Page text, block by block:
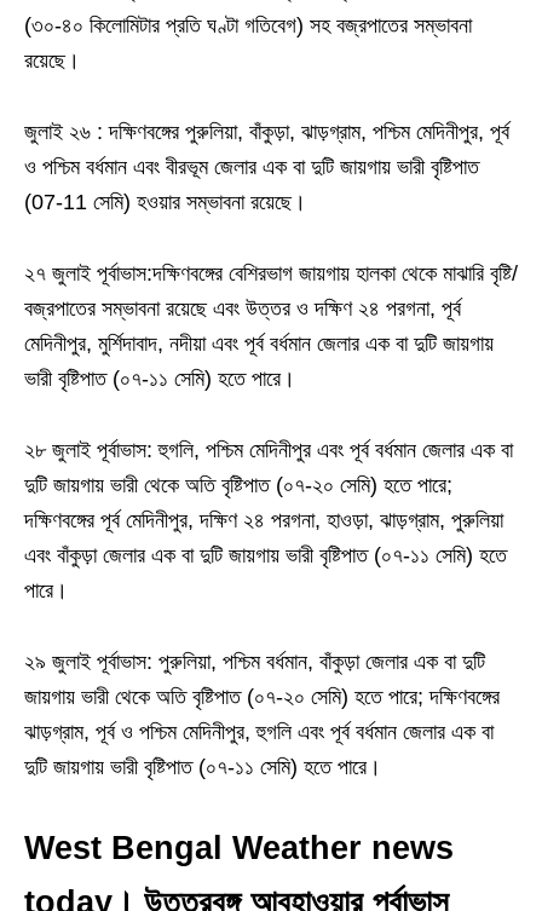
(৩০-৪০ কিলোমিটার প্রতি ঘণ্টা গতিবেগ) সহ বজ্রপাতের সম্ভাবনা
রয়েছে।
জুলাই ২৬ : দক্ষিণবঙ্গের পুরুলিয়া, বাঁকুড়া, ঝাড়গ্রাম, পশ্চিম মেদিনীপুর, পূর্ব
ও পশ্চিম বর্ধমান এবং বীরভূম জেলার এক বা দুটি জায়গায় ভারী বৃষ্টিপাত
(07-11 সেমি) হওয়ার সম্ভাবনা রয়েছে।
২৭ জুলাই পূর্বাভাস:দক্ষিণবঙ্গের বেশিরভাগ জায়গায় হালকা থেকে মাঝারি বৃষ্টি/
বজ্রপাতের সম্ভাবনা রয়েছে এবং উত্তর ও দক্ষিণ ২৪ পরগনা, পূর্ব
মেদিনীপুর, মুর্শিদাবাদ, নদীয়া এবং পূর্ব বর্ধমান জেলার এক বা দুটি জায়গায়
ভারী বৃষ্টিপাত (০৭-১১ সেমি) হতে পারে।
২৮ জুলাই পূর্বাভাস: হুগলি, পশ্চিম মেদিনীপুর এবং পূর্ব বর্ধমান জেলার এক বা
দুটি জায়গায় ভারী থেকে অতি বৃষ্টিপাত (০৭-২০ সেমি) হতে পারে;
দক্ষিণবঙ্গের পূর্ব মেদিনীপুর, দক্ষিণ ২৪ পরগনা, হাওড়া, ঝাড়গ্রাম, পুরুলিয়া
এবং বাঁকুড়া জেলার এক বা দুটি জায়গায় ভারী বৃষ্টিপাত (০৭-১১ সেমি) হতে
পারে।
২৯ জুলাই পূর্বাভাস: পুরুলিয়া, পশ্চিম বর্ধমান, বাঁকুড়া জেলার এক বা দুটি
জায়গায় ভারী থেকে অতি বৃষ্টিপাত (০৭-২০ সেমি) হতে পারে; দক্ষিণবঙ্গের
ঝাড়গ্রাম, পূর্ব ও পশ্চিম মেদিনীপুর, হুগলি এবং পূর্ব বর্ধমান জেলার এক বা
দুটি জায়গায় ভারী বৃষ্টিপাত (০৭-১১ সেমি) হতে পারে।
West Bengal Weather news
today। উত্তরবঙ্গ আবহাওয়ার পূর্বাভাস